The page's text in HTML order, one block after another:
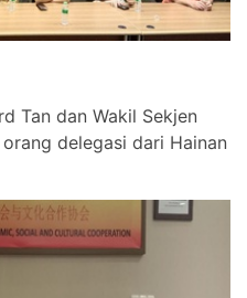
Tan dan Wakil Sekjen
delegasi dari Hainan